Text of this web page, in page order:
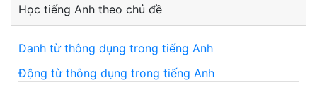
Học tiếng Anh theo chủ đề
Danh từ thông dụng trong tiếng Anh
Động từ thông dụng trong tiếng Anh